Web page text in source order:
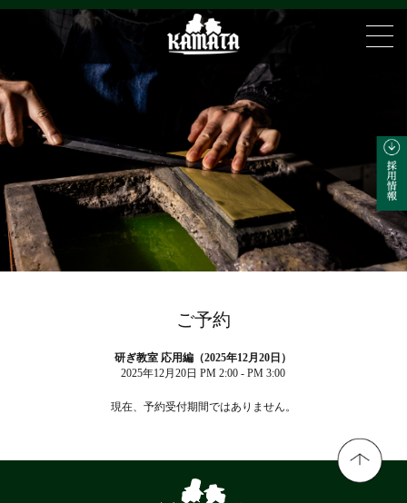
ご予約
研ぎ教室 応用編（2025年12月20日）
2025年12月20日 PM 2:00 - PM 3:00
現在、予約受付期間ではありません。